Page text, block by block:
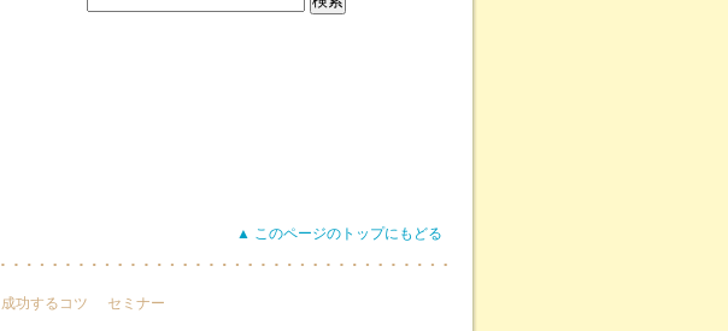
▲ このページのトップにもどる
成功するコツ セミナー